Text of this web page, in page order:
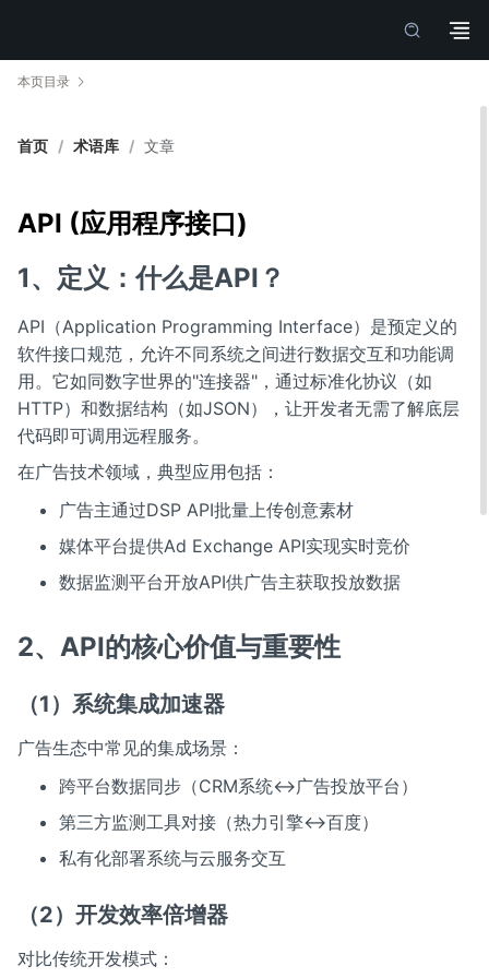
本页目录
首页 / 术语库 / 文章
API (应用程序接口)
1、定义：什么是API？
API（Application Programming Interface）是预定义的
软件接口规范，允许不同系统之间进行数据交互和功能调
用。它如同数字世界的"连接器"，通过标准化协议（如
HTTP）和数据结构（如JSON），让开发者无需了解底层
代码即可调用远程服务。
在广告技术领域，典型应用包括：
广告主通过DSP API批量上传创意素材
媒体平台提供Ad Exchange API实现实时竞价
数据监测平台开放API供广告主获取投放数据
2、API的核心价值与重要性
（1）系统集成加速器
广告生态中常见的集成场景：
跨平台数据同步（CRM系统↔广告投放平台）
第三方监测工具对接（热力引擎↔百度）
私有化部署系统与云服务交互
（2）开发效率倍增器
对比传统开发模式：